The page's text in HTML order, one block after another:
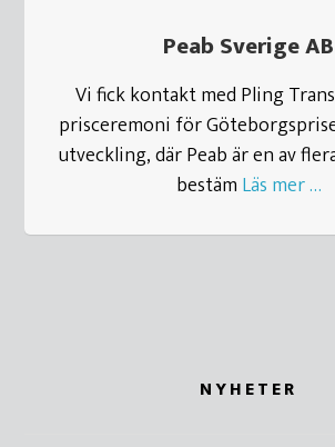
Peab Sverige AB
Vi fick kontakt med Pling
prisceremoni för
utveckling, där Peab är en av
bestäm Läs mer …
NYHETER